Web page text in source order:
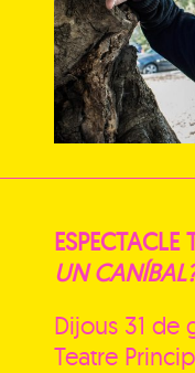
ESPECTACLE
UN
Dijous 31 de
Teatre